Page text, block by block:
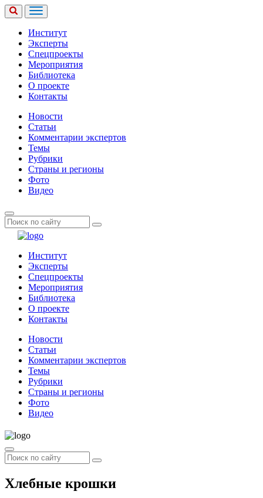
Институт
Эксперты
Спецпроекты
Мероприятия
Библиотека
О проекте
Контакты
Новости
Статьи
Комментарии экспертов
Темы
Рубрики
Страны и регионы
Фото
Видео
Институт
Эксперты
Спецпроекты
Мероприятия
Библиотека
О проекте
Контакты
Новости
Статьи
Комментарии экспертов
Темы
Рубрики
Страны и регионы
Фото
Видео
Хлебные крошки